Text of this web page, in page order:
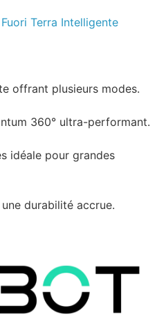
Terra Intelligente
offrant plusieurs modes.
360° ultra-performant.
idéale pour grandes
durabilité accrue.